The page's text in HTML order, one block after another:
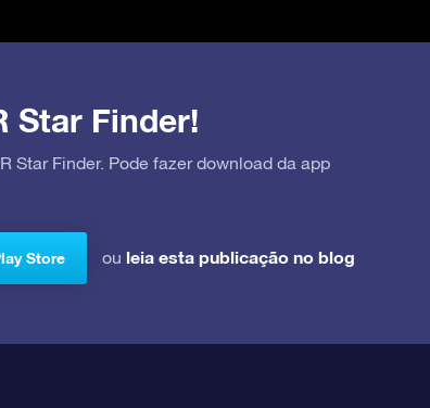
Star Finder!
Star Finder. Pode fazer download da app
Store ou leia esta publicação no blog